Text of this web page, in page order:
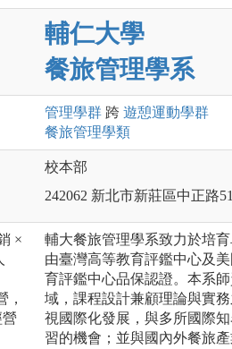
輔仁大學
餐旅管理學系
管理學群 跨 遊憩運動學群
餐旅管理學類
校本部
242062 新北市新莊區中正路
×
，
營
輔大餐旅管理學系致力於培
由臺灣高等教育評鑑中心及
育評鑑中心品保認證。本系
域，課程設計兼顧理論與實
視國際化發展，與多所國際
習的機會；並與國內外餐旅